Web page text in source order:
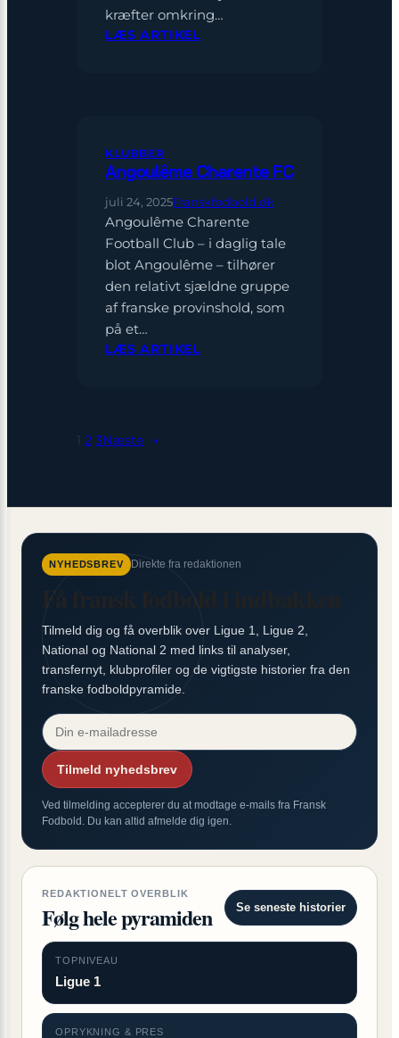
kræfter omkring…
LÆS ARTIKEL
KLUBBER
Angoulême Charente FC
juli 24, 2025Franskfodbold.dk
Angoulême Charente
Football Club – i daglig tale
blot Angoulême – tilhører
den relativt sjældne gruppe
af franske provinshold, som
på et…
LÆS ARTIKEL
1 2 3Næste →
NYHEDSBREV Direkte fra redaktionen
Få fransk fodbold i indbakken
Tilmeld dig og få overblik over Ligue 1, Ligue 2,
National og National 2 med links til analyser,
transfernyt, klubprofiler og de vigtigste historier fra den
franske fodboldpyramide.
Tilmeld nyhedsbrev
Ved tilmelding accepterer du at modtage e-mails fra Fransk
Fodbold. Du kan altid afmelde dig igen.
REDAKTIONELT OVERBLIK
Følg hele pyramiden Se seneste historier
TOPNIVEAU
Ligue 1
OPRYKNING & PRES